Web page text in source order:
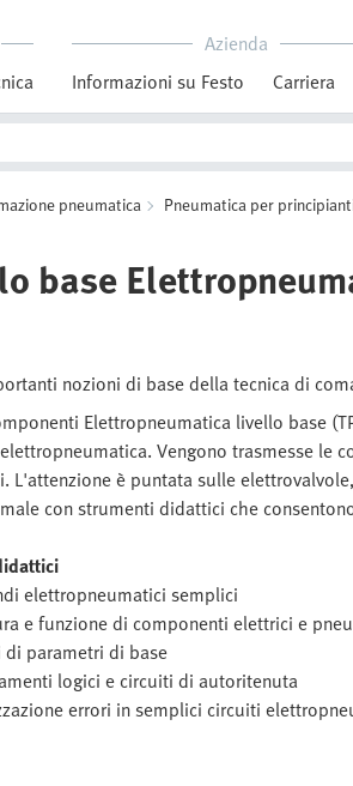
Azienda
Informazioni su Festo
Carriera
pneumatica Pneumatica per
base
nozioni di base della tecnica di
Elettropneumatica livello base
Vengono trasmesse le
L'attenzione è puntata sulle
con strumenti didattici che
elettropneumatici semplici
e funzione di componenti elettrici e
di parametri di base
logici e circuiti di autoritenuta
errori in semplici circuiti